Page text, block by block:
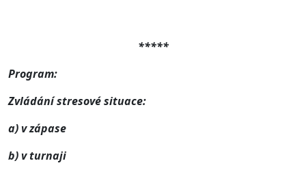
*****
Program:
Zvládání stresové situace:
a) v zápase
b) v turnaji